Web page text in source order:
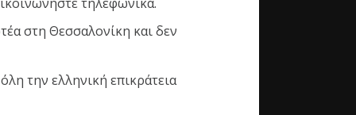
στη Θεσσαλονίκη και δεν
την ελληνική επικράτεια